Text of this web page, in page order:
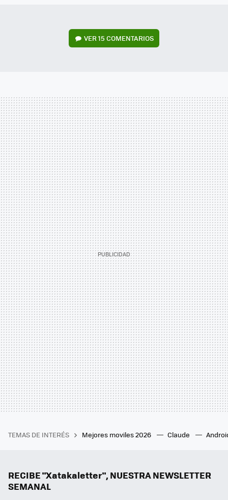
VER15 COMENTARIOS
TEMAS DE INTERÉS Mejores moviles 2026 Claude
RECIBE "Xatakaletter", NUESTRA NEWSLETTER
SEMANAL